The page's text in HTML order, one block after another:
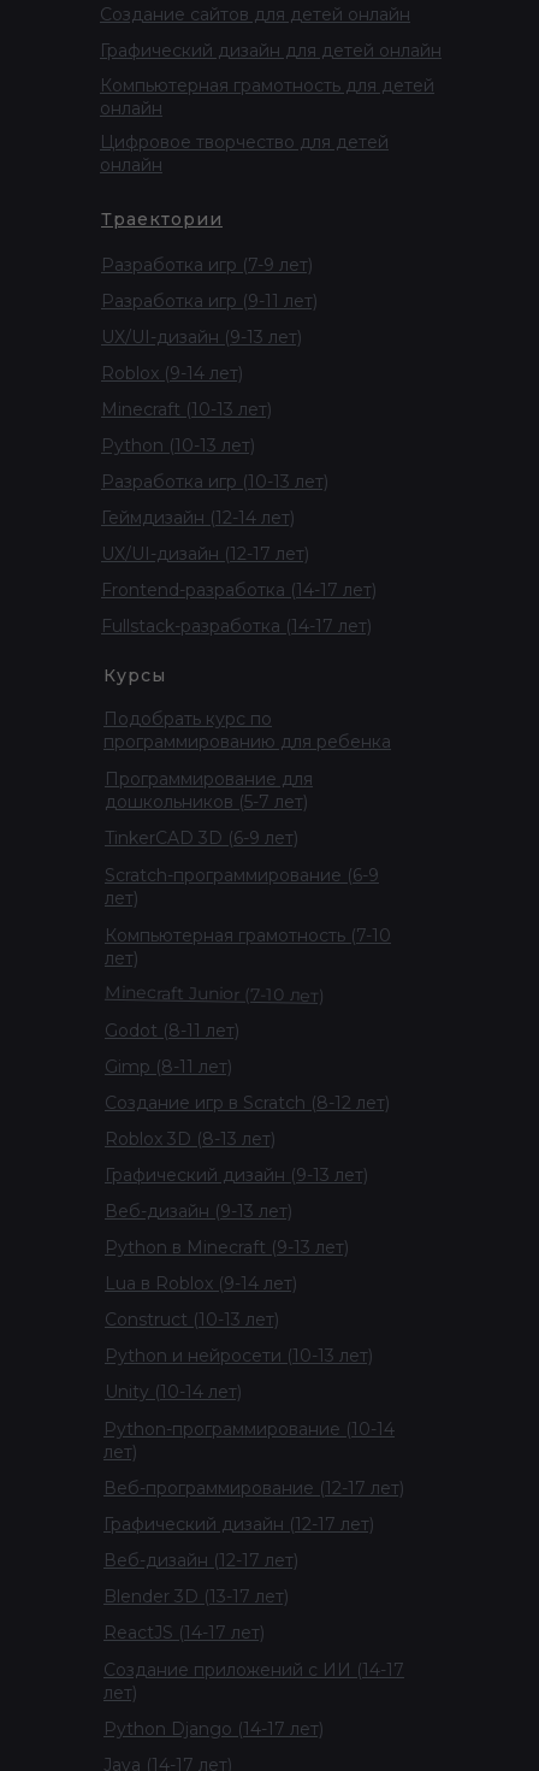
Траектории
Разработка игр (7-9 лет)
UX/UI-дизайн (9-13 лет)
UX/UI-дизайн (12-17 лет)
Frontend-разработка (14-17 лет)
Fullstack-разработка (14-17 лет)
Разработка игр (10-13 лет)
Геймдизайн (12-14 лет)
Roblox (9-14 лет)
Разработка игр (9-11 лет)
Minecraft (10-13 лет)
Python (10-13 лет)
Подобрать курс по
программированию для ребенка
Программирование для
дошкольников (5-7 лет)
TinkerCAD 3D (6-9 лет)
Scratch-программирование (6-9
лет)
Компьютерная грамотность (7-10
лет)
Minecraft Junior (7-10 лет)
Gimp (8-11 лет)
Godot (8-11 лет)
Создание игр в Scratch (8-12 лет)
Roblox 3D (8-13 лет)
Графический дизайн (9-13 лет)
Python в Minecraft (9-13 лет)
Веб-дизайн (9-13 лет)
Lua в Roblox (9-14 лет)
Python и нейросети (10-13 лет)
Construct (10-13 лет)
Python-программирование (10-14
лет)
Unity (10-14 лет)
Веб-дизайн (12-17 лет)
Веб-программирование (12-17 лет)
Графический дизайн (12-17 лет)
Blender 3D (13-17 лет)
Python Django (14-17 лет)
Java (14-17 лет)
ReactJS (14-17 лет)
Создание приложений с ИИ (14-17
лет)
Курсы
Создание сайтов для детей онлайн
Цифровое творчество для детей
онлайн
Компьютерная грамотность для детей
онлайн
Графический дизайн для детей онлайн